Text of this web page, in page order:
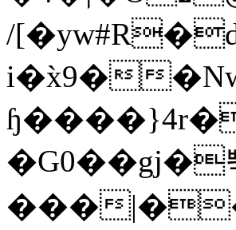
/
i�x̀9�
�G0��gj�
���